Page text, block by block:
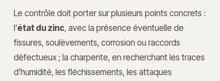
Le contrôle doit porter sur plusieurs points concrets :
l’état du zinc, avec la présence éventuelle de
fissures, soulèvements, corrosion ou raccords
défectueux ; la charpente, en recherchant les traces
d’humidité, les fléchissements, les attaques